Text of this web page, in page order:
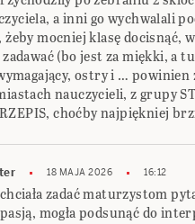
a inni go wychwalali
żeby mocniej klasę docisnąć,
(bo jest za miękki, a
ostry i … powinien
nauczycieli, z grupy
choćby najpiękniej
18 MAJA 2026 16:12
chciała zadać maturzystom
pasją, mogła podsunąć do